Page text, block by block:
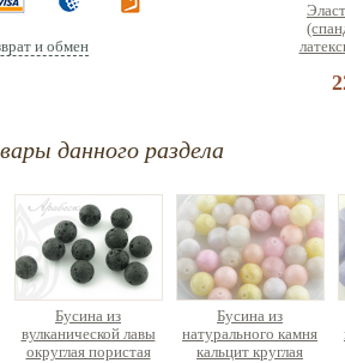
и обмен
данного раздела
Бусина из
вулканической лавы
округлая пористая
Бусина из
натурального камня
кальцит круглая